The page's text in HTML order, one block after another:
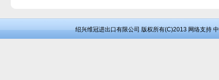
绍兴维冠进出口有限公司版权所有(C)2013 网络支持